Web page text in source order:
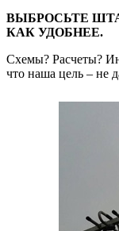
ВЫБРОСЬТЕ
КАК УДОБНЕЕ.
Схемы? Расчеты?
что наша цель – не